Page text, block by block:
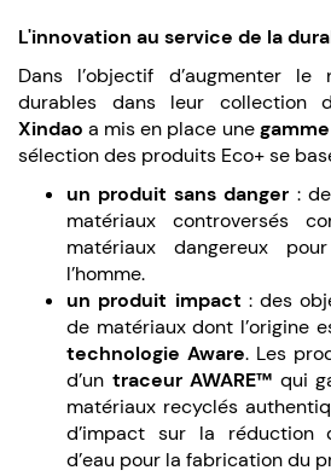
L'innovation au service de la
Dans l’objectif d’augmenter
durables dans leur collection
Xindao a mis en place une
sélection des produits Eco+ se
un produit sans danger :
matériaux controversés
matériaux dangereux
l’homme.
un produit impact : des
de matériaux dont l’origine
technologie Aware. Les
d’un traceur AWARE™ qui
matériaux recyclés
d’impact sur la réduction
d’eau pour la fabrication du